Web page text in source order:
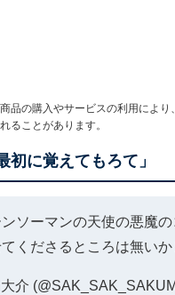
品の購入やサービスの利用により
ることがあります。
初に覚えてもろて」
ソーマンの天使の悪魔の
くださるところは無いか
介